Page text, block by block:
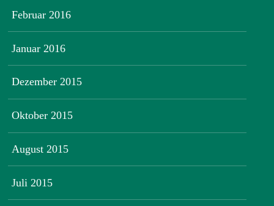
Februar 2016
Januar 2016
Dezember 2015
Oktober 2015
August 2015
Juli 2015